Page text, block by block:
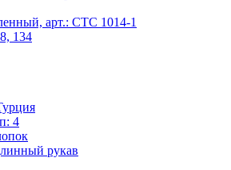
арт.: CTC 1014-1
134
4
рукав